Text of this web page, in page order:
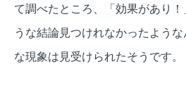
て調べたところ、「効果があり
うな結論見つけれなかったよう
な現象は見受けられたそうです。